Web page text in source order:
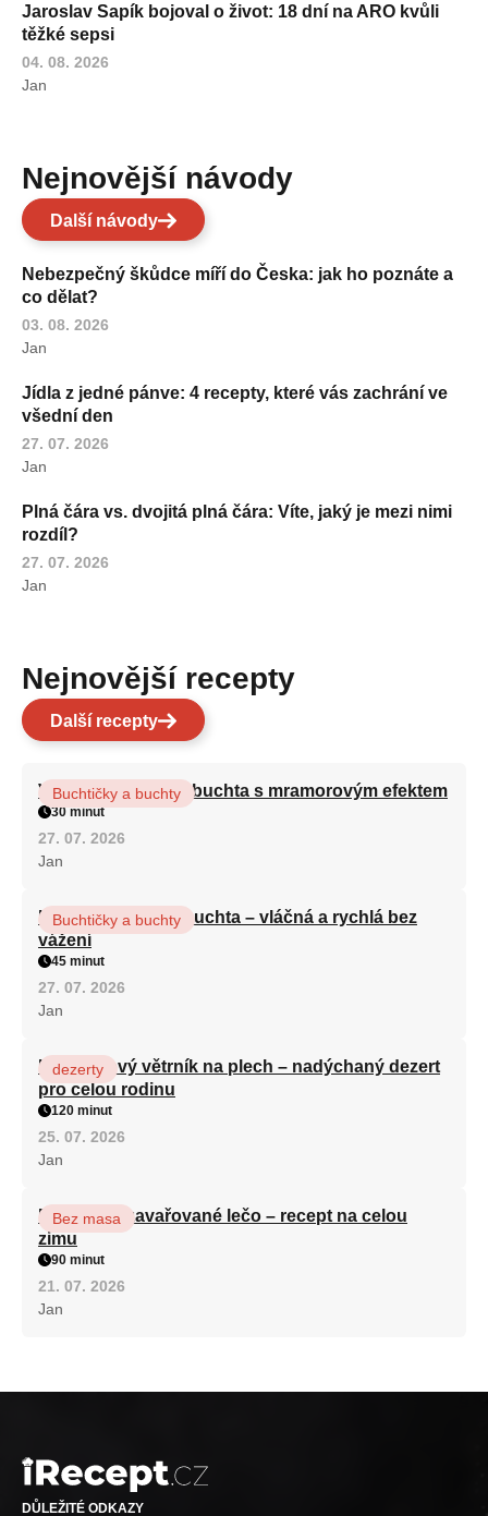
Jaroslav Sapík bojoval o život: 18 dní na ARO kvůli
těžké sepsi
04. 08. 2026
Jan
Nejnovější návody
Další návody
Nebezpečný škůdce míří do Česka: jak ho poznáte a
co dělat?
03. 08. 2026
Jan
Jídla z jedné pánve: 4 recepty, které vás zachrání ve
všední den
27. 07. 2026
Jan
Plná čára vs. dvojitá plná čára: Víte, jaký je mezi nimi
rozdíl?
27. 07. 2026
Jan
Nejnovější recepty
Další recepty
Vláčná olejová litá buchta s mramorovým efektem
Buchtičky a buchty
30 minut
27. 07. 2026
Jan
Hrnková maková buchta – vláčná a rychlá bez
vážení
Buchtičky a buchty
45 minut
27. 07. 2026
Jan
Karamelový větrník na plech – nadýchaný dezert
pro celou rodinu
dezerty
120 minut
25. 07. 2026
Jan
Babiččino zavařované lečo – recept na celou
zimu
Bez masa
90 minut
21. 07. 2026
Jan
DŮLEŽITÉ ODKAZY